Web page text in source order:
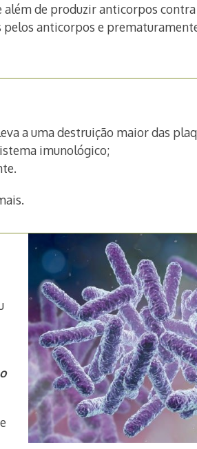
de produzir anticorpos contra
anticorpos e
a uma destruição maior das
imunológico;